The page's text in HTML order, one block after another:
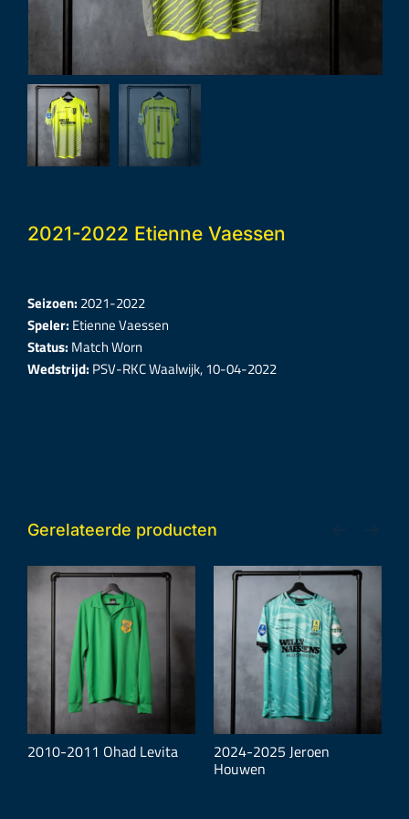
2021-2022 Etienne Vaessen
Seizoen: 2021-2022
Speler: Etienne Vaessen
Status: Match Worn
Wedstrijd: PSV-RKC Waalwijk, 10-04-2022
Gerelateerde producten
2010-2011 Ohad Levita 2024-2025 Jeroen
Houwen